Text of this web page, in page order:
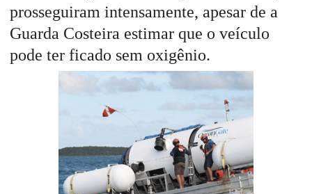
prosseguiram intensamente, apesar de a
Guarda Costeira estimar que o veículo
pode ter ficado sem oxigênio.